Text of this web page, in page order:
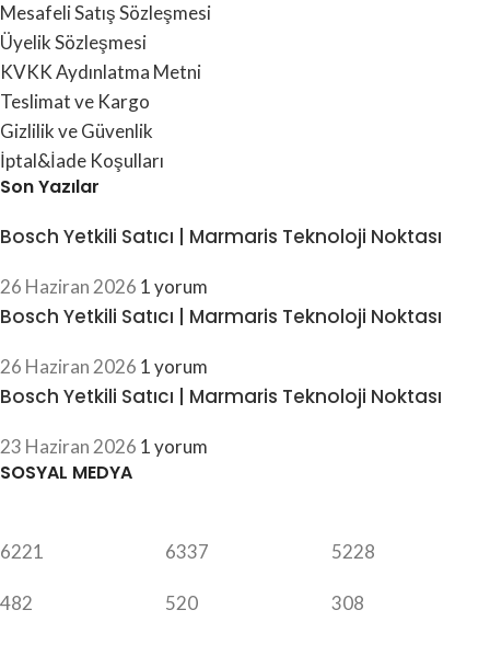
Mesafeli Satış Sözleşmesi
Üyelik Sözleşmesi
KVKK Aydınlatma Metni
Teslimat ve Kargo
Gizlilik ve Güvenlik
İptal&İade Koşulları
Son Yazılar
Bosch Yetkili Satıcı | Marmaris Teknoloji Noktası
26 Haziran 2026 1 yorum
Bosch Yetkili Satıcı | Marmaris Teknoloji Noktası
26 Haziran 2026 1 yorum
Bosch Yetkili Satıcı | Marmaris Teknoloji Noktası
23 Haziran 2026 1 yorum
SOSYAL MEDYA
6221
482
6337
520
5228
308